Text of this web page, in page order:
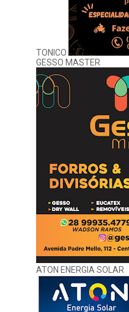
TONICO
GESSO MASTER
ATON ENERGIA SOLAR